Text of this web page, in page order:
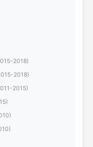
2018)
2018)
2015)